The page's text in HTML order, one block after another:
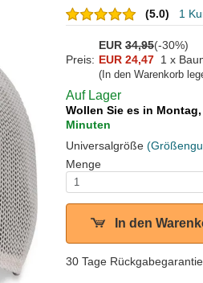
(5.0) 1
EUR 34,95(-30%)
Preis: EUR 24,47 1 x
(In den Warenkorb
Auf Lager
Wollen Sie es in
Minuten
Universalgröße
Menge
In den
30 Tage Rückgabegarantie